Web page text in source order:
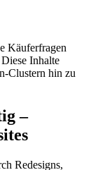
Käuferfragen
Inhalte
Clustern hin zu
–
Redesigns,